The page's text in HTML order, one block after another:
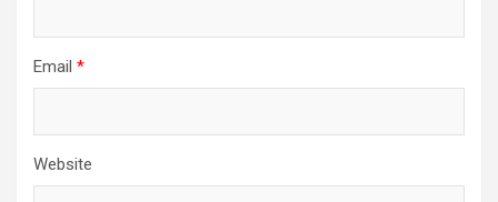
Email *
Website